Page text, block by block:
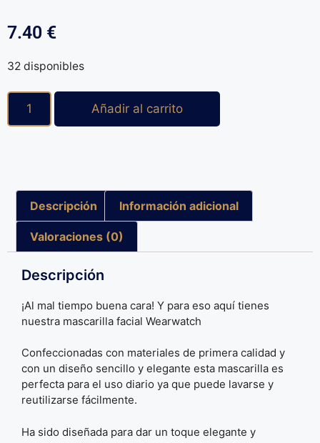
7.40 €
32 disponibles
Añadir al carrito
Descripción Información adicional
Valoraciones (0)
Descripción
¡Al mal tiempo buena cara! Y para eso aquí tienes
nuestra mascarilla facial Wearwatch
Confeccionadas con materiales de primera calidad y
con un diseño sencillo y elegante esta mascarilla es
perfecta para el uso diario ya que puede lavarse y
reutilizarse fácilmente.
Ha sido diseñada para dar un toque elegante y